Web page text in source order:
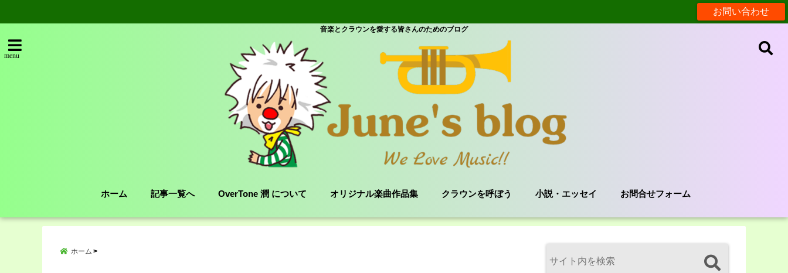
お問い合わせ
音楽とクラウンを愛する皆さんのためのブログ
menu
ホーム 記事一覧へ OverTone 潤 について オリジナル楽曲作品集 クラウンを呼ぼう 小説・エッセイ お問合せフォーム
ホーム